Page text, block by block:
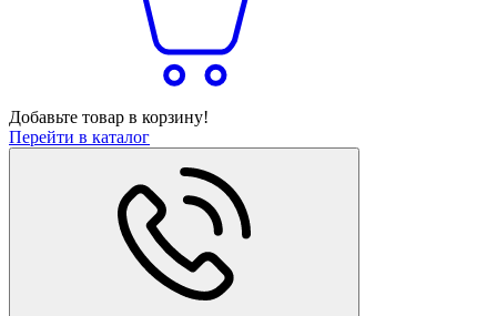
Добавьте товар в корзину!
Перейти в каталог